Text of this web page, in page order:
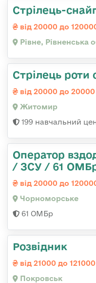
Стрілець-
від 20000 до
Рівне, Рівненська
Стрілець роти
від 20000 до
Житомир
199 навчальний
Оператор
/ ЗСУ / 61
від 20000 до
Чорноморське
61 ОМБр
Розвідник
від 21000 до
Покровськ